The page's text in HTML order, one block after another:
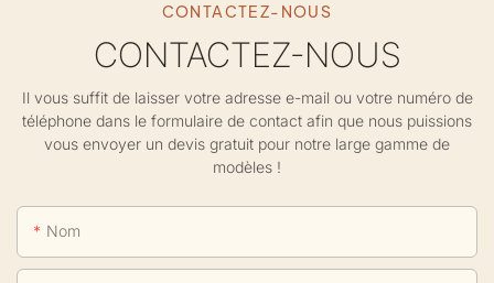
CONTACTEZ-NOUS
CONTACTEZ-NOUS
Il vous suffit de laisser votre adresse e-mail ou votre numéro de
téléphone dans le formulaire de contact afin que nous puissions
vous envoyer un devis gratuit pour notre large gamme de
modèles !
Nom